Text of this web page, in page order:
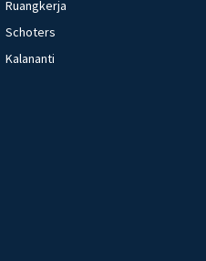
Ruangkerja
Schoters
Kalananti